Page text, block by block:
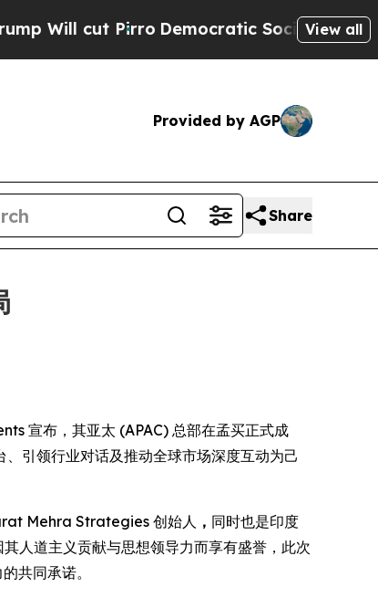
cut PirroDemocratic Socialists ofView all
Provided by AGP
Share
宣布，其亚太 (APAC) 总部在孟买正式成
引领行业对话及推动全球市场深度互动为己
Mehra Strategies 创始人 ， 同时也是印度
其人道主义贡献与思想领导力而享有盛誉，此次
共同承诺。